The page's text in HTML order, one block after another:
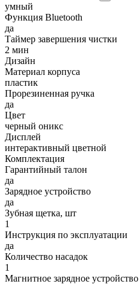
умный
Функция Bluetooth
да
Таймер завершения чистки
2 мин
Дизайн
Материал корпуса
пластик
Прорезиненная ручка
да
Цвет
черный оникс
Дисплей
интерактивный цветной
Комплектация
Гарантийный талон
да
Зарядное устройство
да
Зубная щетка, шт
1
Инструкция по эксплуатации
да
Количество насадок
1
Магнитное зарядное устройство